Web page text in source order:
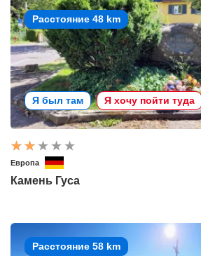
Расстояние 48 km
Я был там Я хочу пойти туда
Европа
Камень Гуса
Расстояние 58 km